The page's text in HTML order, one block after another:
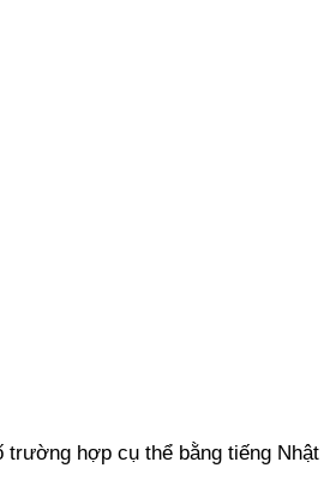
trường hợp cụ thể bằng tiếng Nhật